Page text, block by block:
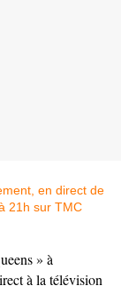
» à
à la télévision